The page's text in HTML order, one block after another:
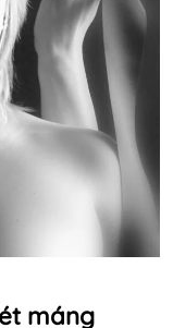
máng